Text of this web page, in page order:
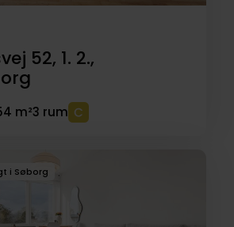
52, 1. 2.,
m²3 rum
i Søborg